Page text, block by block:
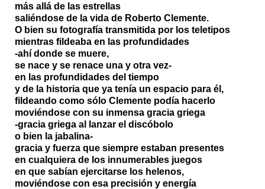
más allá de las estrellas
saliéndose de la vida de Roberto Clemente.
O bien su fotografía transmitida por los teletipos
mientras fildeaba en las profundidades
-ahí donde se muere,
se nace y se renace una y otra vez-
en las profundidades del tiempo
y de la historia que ya tenía un espacio para él,
fildeando como sólo Clemente podía hacerlo
moviéndose con su inmensa gracia griega
-gracia griega al lanzar el discóbolo
o bien la jabalina-
gracia y fuerza que siempre estaban presentes
en cualquiera de los innumerables juegos
en que sabían ejercitarse los helenos,
moviéndose con esa precisión y energía